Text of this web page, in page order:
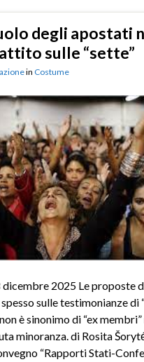
degli apostati
sulle “sette”
in Costume
2025 Le proposte
sulle testimonianze di
è sinonimo di “ex membri”
minoranza. di Rosita
“Rapporti Stati-